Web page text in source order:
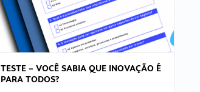
TESTE – VOCÊ SABIA QUE INOVAÇÃO É
PARA TODOS?